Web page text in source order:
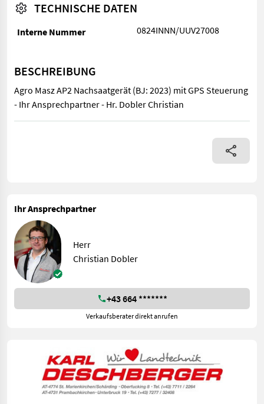
TECHNISCHE DATEN
Interne Nummer 0824INNN/UUV27008
BESCHREIBUNG
Agro Masz AP2 Nachsaatgerät (BJ: 2023) mit GPS Steuerung
- Ihr Ansprechpartner - Hr. Dobler Christian
Agro Masz AP2 Nachsaatgerät (BJ: 2023) mit GPS Steuerung -
Ihr Ansprechpartner
Herr
Christian Dobler
+43 664 *******
Verkaufsberater direkt anrufen